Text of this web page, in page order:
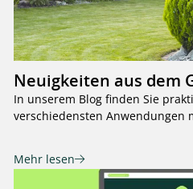
Neuigkeiten aus dem
In unserem Blog finden Sie
verschiedensten Anwendungen
Mehr lesen